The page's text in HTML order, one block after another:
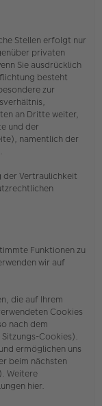
Stellen erfolgt nur
privaten
Sie ausdrücklich
besteht
zur
an Dritte weiter,
und der
namentlich der
der Vertraulichkeit
Funktionen zu
wir auf
die auf Ihrem
Cookies
nach dem
Cookies).
ermöglichen uns
beim nächsten
Weitere
hier.